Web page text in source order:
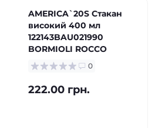
AMERICA`20S Стакан
високий 400 мл
122143BAU021990
BORMIOLI ROCCO
0
222.00 грн.